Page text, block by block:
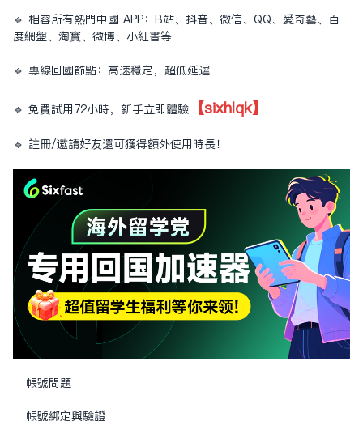
🔹 相容所有熱門中國 APP：B站、抖音、微信、QQ、愛奇藝、百
度網盤、淘寶、微博、小紅書等
🔹 專線回國節點：高速穩定，超低延遲
🔹 免費試用72小時，新手立即體驗 【sixhlqk】
🔹 註冊/邀請好友還可獲得額外使用時長！
帳號問題
帳號綁定與驗證